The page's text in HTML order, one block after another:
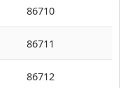
86710
86711
86712